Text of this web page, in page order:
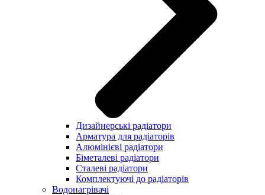
Дизайнерські радіатори
Арматура для радіаторів
Алюмінієві радіатори
Біметалеві радіатори
Сталеві радіатори
Комплектуючі до радіаторів
Водонагрівачі